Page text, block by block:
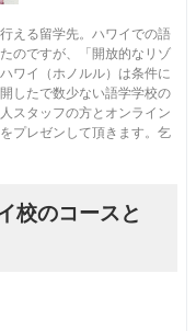
える留学先。ハワイでの語
のですが、「開放的なリゾ
ワイ（ホノルル）は条件に
したで数少ない語学学校の
スタッフの方とオンライン
プレゼンして頂きます。乞
校のコースと